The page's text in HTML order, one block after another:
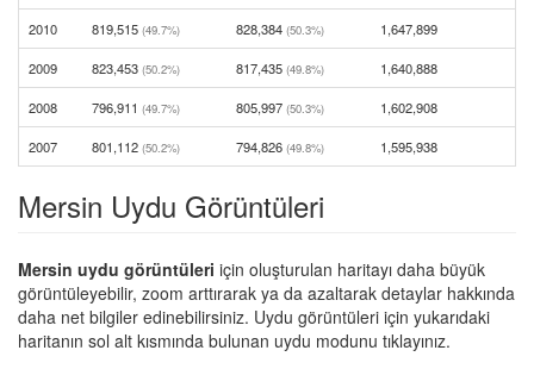
2010 819,515 (49.7%) 828,384 (50.3%) 1,647,899
2009 823,453 (50.2%) 817,435 (49.8%) 1,640,888
2008 796,911 (49.7%) 805,997 (50.3%) 1,602,908
2007 801,112 (50.2%) 794,826 (49.8%) 1,595,938
Mersin Uydu Görüntüleri
Mersin uydu görüntüleri için oluşturulan haritayı daha büyük
görüntüleyebilir, zoom arttırarak ya da azaltarak detaylar hakkında
daha net bilgiler edinebilirsiniz. Uydu görüntüleri için yukarıdaki
haritanın sol alt kısmında bulunan uydu modunu tıklayınız.